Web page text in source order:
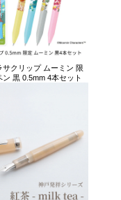
サクリップ ムーミン 限
ン 黒 0.5mm 4本セット